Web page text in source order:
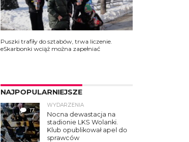
Puszki trafiły do sztabów, trwa liczenie.
eSkarbonki wciąż można zapełniać
NAJPOPULARNIEJSZE
17
WYDARZENIA
Nocna dewastacja na
stadionie LKS Wolanki.
Klub opublikował apel do
sprawców